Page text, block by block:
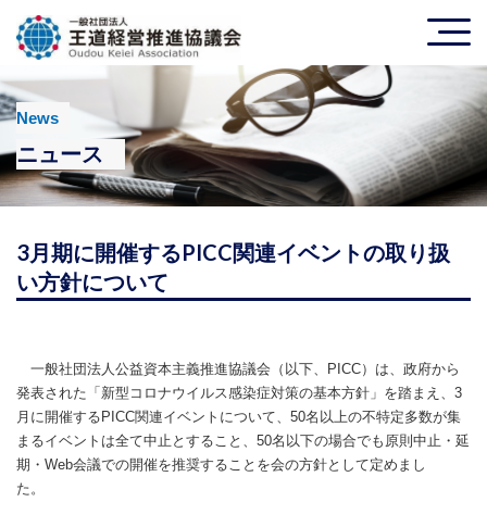
News
ニュース
3月期に開催するPICC関連イベントの取り扱
い方針について
一般社団法人公益資本主義推進協議会（以下、PICC）は、政府から
発表された「新型コロナウイルス感染症対策の基本方針」を踏まえ、3
月に開催するPICC関連イベントについて、50名以上の不特定多数が集
まるイベントは全て中止とすること、50名以下の場合でも原則中止・延
期・Web会議での開催を推奨することを会の方針として定めまし
た。